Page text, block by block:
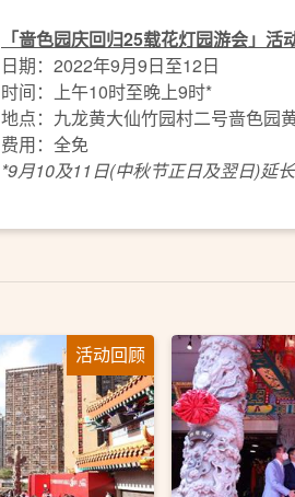
「啬色园庆回归25载花灯园游会」活
日期：2022年9月9日至12日
时间：上午10时至晚上9时*
地点：九龙黄大仙竹园村二号啬色园
费用：全免
*9月10及11日(中秋节正日及翌日)延
活动回顾